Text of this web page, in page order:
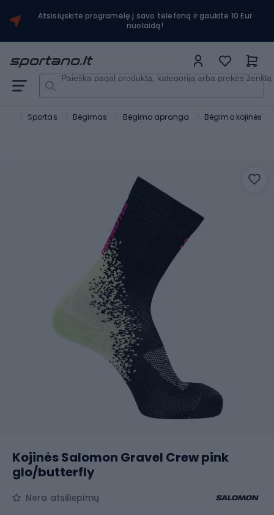
Atsisiųskite programėlę į savo telefoną ir gaukite 10 Eur
nuolaidą!
Paieška pagal produktą, kategoriją arba prekės ženklą
Sportas Bėgimas Bėgimo apranga Bėgimo kojinės
Kojinės Salomon Gravel Crew pink
glo/butterfly
Nėra atsiliepimų